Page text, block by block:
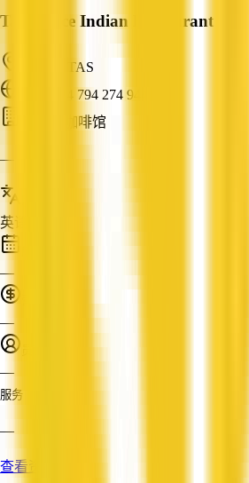
Taj Palace Indian Restaurant
Hobart, TAS
ABN: 24 794 274 944
餐厅与咖啡馆
—
英语
—
—
—
服务
—
查看资料